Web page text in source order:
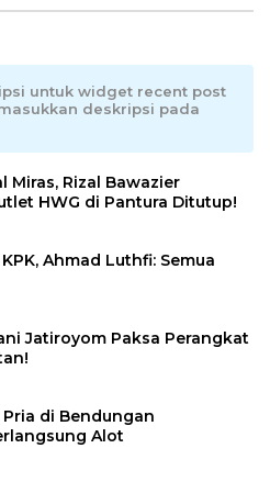
untuk widget recent post
deskripsi pada
Miras, Rizal Bawazier
HWG di Pantura Ditutup!
Ahmad Luthfi: Semua
Jatiroyom Paksa Perangkat
Pria di Bendungan
Alot